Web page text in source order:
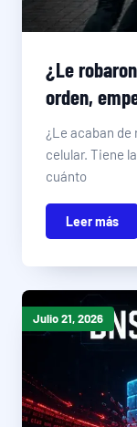
¿Le
orden,
¿Le acaban de
celular. Tiene
cuánto
Leer más
Julio 21, 2026